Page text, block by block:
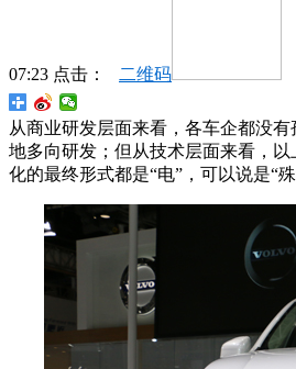
07:23 点击： 二维码
从商业研发层面来看，各车企都没
地多向研发；但从技术层面来看，
化的最终形式都是“电”，可以说是“殊